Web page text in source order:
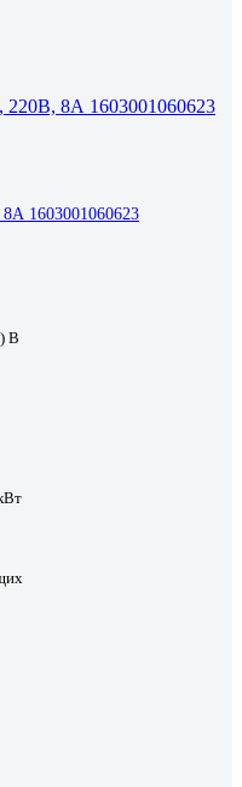
1603001060623
В